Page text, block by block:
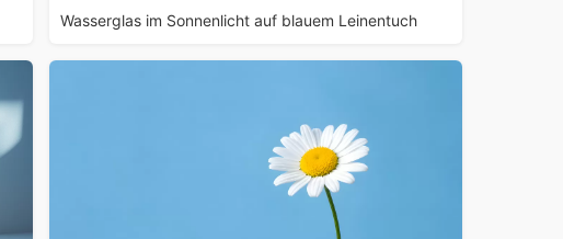
Wasserglas im Sonnenlicht auf blauem Leinentuch